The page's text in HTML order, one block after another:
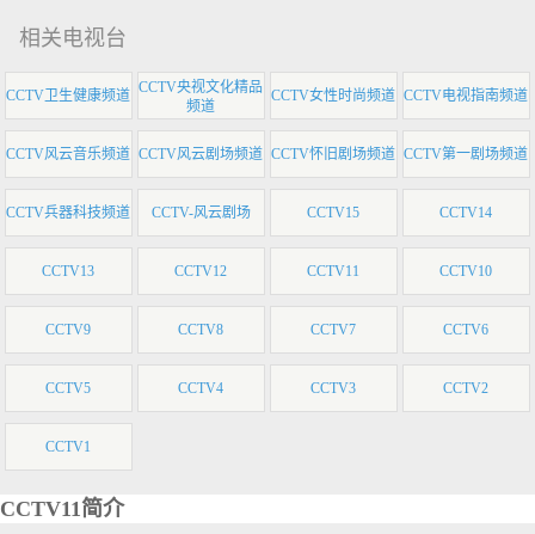
相关电视台
CCTV卫生健康频道 CCTV央视文化精品
频道
CCTV女性时尚频道 CCTV电视指南频道
CCTV风云音乐频道 CCTV风云剧场频道 CCTV怀旧剧场频道 CCTV第一剧场频道
CCTV兵器科技频道 CCTV-风云剧场 CCTV15 CCTV14
CCTV13 CCTV12 CCTV11 CCTV10
CCTV9 CCTV8 CCTV7 CCTV6
CCTV5 CCTV4 CCTV3 CCTV2
CCTV1
CCTV11简介